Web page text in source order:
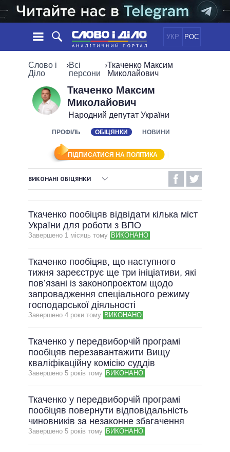
УКР РОС
НОВИНИ
СТРІЧКА
ПОДІЇ
ДУМКИ
ОГЛЯДИ
ДАЙДЖЕСТИ
ПОЛІТИКА
ЕКОНОМІКА
СУСПІЛЬСТВО
СВІТ
ОБIЦЯНКИ
ПОЛIТИКИ
УСІ ПОЛІТИКИ
ПРЕЗИДЕНТ І ОФІС
ВЕРХОВНА РАДА
КАБІНЕТ МІНІСТРІВ
ВСІ ПЕРСОНИ
ІНФОГРАФІКА
ВІДЕО
ПІДТРИМАТИ
ПОРІВНЯННЯ ПОЛІТИКІВ
Слово і
Діло
›Всі
персони
›Ткаченко Максим
Миколайович
Ткаченко Максим
Миколайович
Народний депутат України
ПРОФІЛЬ ОБІЦЯНКИ НОВИНИ
ПІДПИСАТИСЯ НА ПОЛІТИКА
ВИКОНАНІ ОБІЦЯНКИ
НЕВИКОНАНІ ОБІЦЯНКИ
ОБІЦЯНКИ У ПРОЦЕСІ
ВСІ ОБІЦЯНКИ
АРХІВНІ ОБІЦЯНКИ
Ткаченко пообіцяв відвідати кілька міст
України для роботи з ВПО
Завершено 1 мiсяць тому ВИКОНАНО
Ткаченко пообіцяв, що наступного
тижня зареєструє ще три ініціативи, які
пов’язані із законопроєктом щодо
запровадження спеціального режиму
господарської діяльності
Завершено 4 роки тому ВИКОНАНО
Ткаченко у передвиборчій програмі
пообіцяв перезавантажити Вищу
кваліфікаційну комісію суддів
Завершено 5 рокiв тому ВИКОНАНО
Ткаченко у передвиборчій програмі
пообіцяв повернути відповідальність
чиновників за незаконне збагачення
Завершено 5 рокiв тому ВИКОНАНО